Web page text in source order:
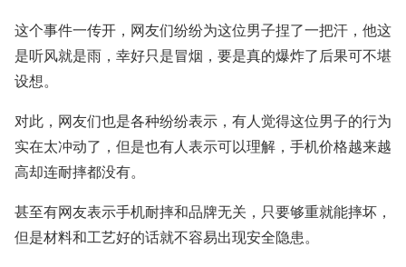
这个事件一传开，网友们纷纷为这位男子捏了一把汗，他这
是听风就是雨，幸好只是冒烟，要是真的爆炸了后果可不堪
设想。
对此，网友们也是各种纷纷表示，有人觉得这位男子的行为
实在太冲动了，但是也有人表示可以理解，手机价格越来越
高却连耐摔都没有。
甚至有网友表示手机耐摔和品牌无关，只要够重就能摔坏，
但是材料和工艺好的话就不容易出现安全隐患。